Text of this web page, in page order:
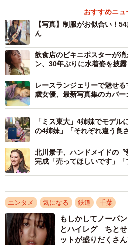
おすすめニュ
【写真】制服がお似合い！
ん
飲食店のビキニポスターが
ン、30年ぶりに水着姿を披
レースランジェリーで魅せ
歳女優、最新写真集のカバー
「ミス東大」4姉妹でモデ
の4姉妹」「それぞれ違う良
北川景子、ハンドメイドの
完成「売ってほしいです」「
エンタメ 気になる 鉄道 千葉
もしかしてノーパ
とハイレグ ちとせ
ットが盛りだくさ